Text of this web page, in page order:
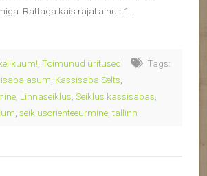
Rattaga käis rajal ainult 1…
kuum! Toimunud üritused
Tags:
asum Kassisaba Selts
Linnaseiklus Seiklus kassisabas
seiklusorienteeurmine ,tallinn